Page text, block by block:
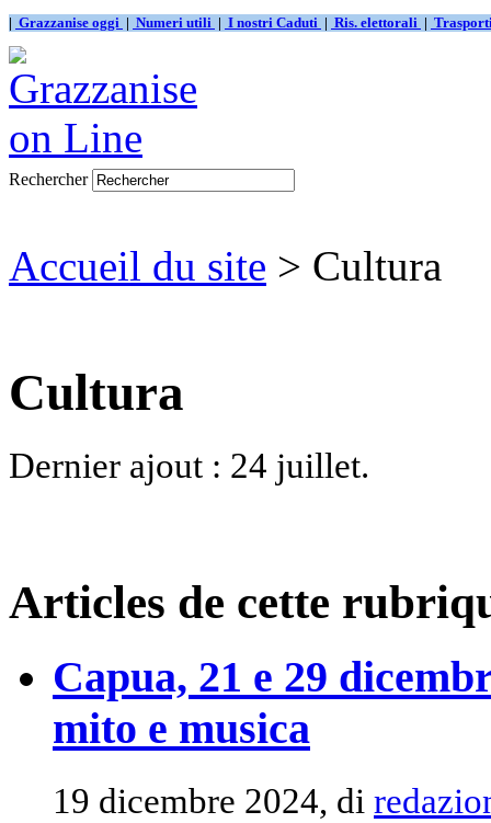
| Grazzanise oggi | Numeri utili | I nostri Caduti | Ris. elettorali |
Rechercher
Accueil du site > Cultura
Cultura
Dernier ajout : 24 juillet.
Articles de cette
Capua, 21 e 29
mito e musica
19 dicembre 2024, di